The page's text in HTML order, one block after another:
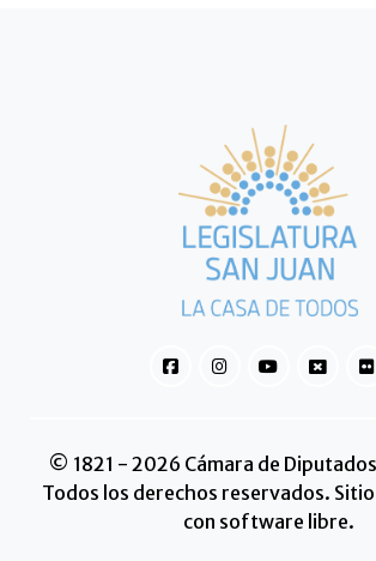
© 1821 - 2026 Cámara de Diputados
Todos los derechos reservados.
con software libre.